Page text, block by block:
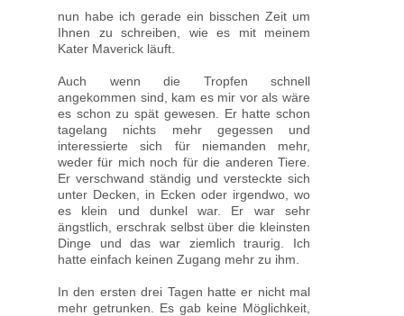
nun habe ich gerade ein bisschen Zeit um
Ihnen zu schreiben, wie es mit meinem
Kater Maverick läuft.
Auch wenn die Tropfen schnell
angekommen sind, kam es mir vor als wäre
es schon zu spät gewesen. Er hatte schon
tagelang nichts mehr gegessen und
interessierte sich für niemanden mehr,
weder für mich noch für die anderen Tiere.
Er verschwand ständig und versteckte sich
unter Decken, in Ecken oder irgendwo, wo
es klein und dunkel war. Er war sehr
ängstlich, erschrak selbst über die kleinsten
Dinge und das war ziemlich traurig. Ich
hatte einfach keinen Zugang mehr zu ihm.
In den ersten drei Tagen hatte er nicht mal
mehr getrunken. Es gab keine Möglichkeit,